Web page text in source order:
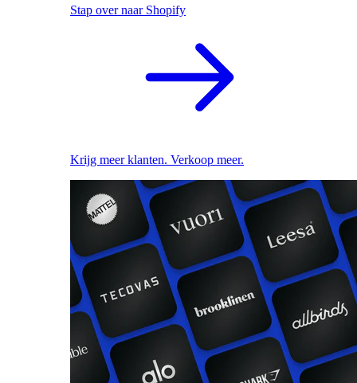
Stap over naar Shopify
Krijg meer klanten. Verkoop meer.